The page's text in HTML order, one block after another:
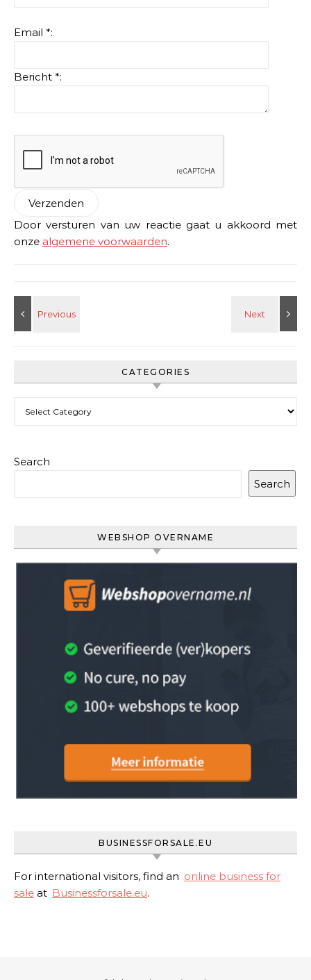
Email *:
Bericht *:
Door versturen van uw reactie gaat u akkoord met
onze algemene voorwaarden.
CATEGORIES
Search
Search
WEBSHOP OVERNAME
BUSINESSFORSALE.EU
For international visitors, find an online business for
sale at Businessforsale.eu.